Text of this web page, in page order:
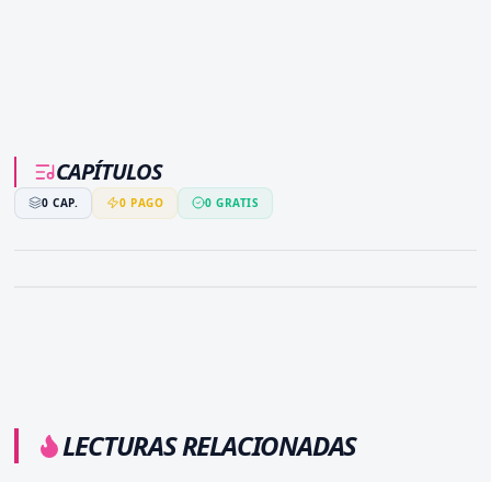
CAPÍTULOS
0 CAP. 0 PAGO 0 GRATIS
LECTURAS RELACIONADAS